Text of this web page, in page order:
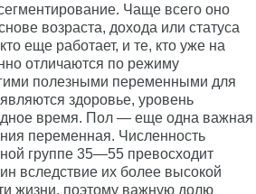
Чаще всего оно
возраста, дохода или статуса
еще работает, и те, кто уже на
отличаются по режиму
полезными переменными для
здоровье, уровень
время. Пол — еще одна важная
переменная. Численность
группе 35—55 превосходит
вследствие их более высокой
жизни, поэтому важную долю